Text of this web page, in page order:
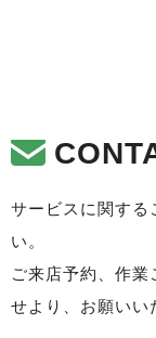
サービスに関する
い。
ご来店予約、作
せより、お願いい